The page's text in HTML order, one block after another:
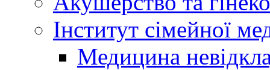
Інститут сімейної
Медицина